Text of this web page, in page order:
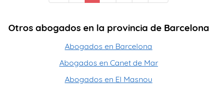
Otros abogados en la provincia de Barcelona
Abogados en Barcelona
Abogados en Canet de Mar
Abogados en El Masnou